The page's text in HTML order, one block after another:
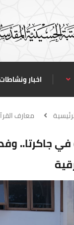
اخبار
معارف
جاكرتا..